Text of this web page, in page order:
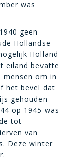
was
geen
Hollandse
Holland
eiland bevatte
mensen om in
het bevel dat
gehouden
op 1945 was
tot
van
Deze winter